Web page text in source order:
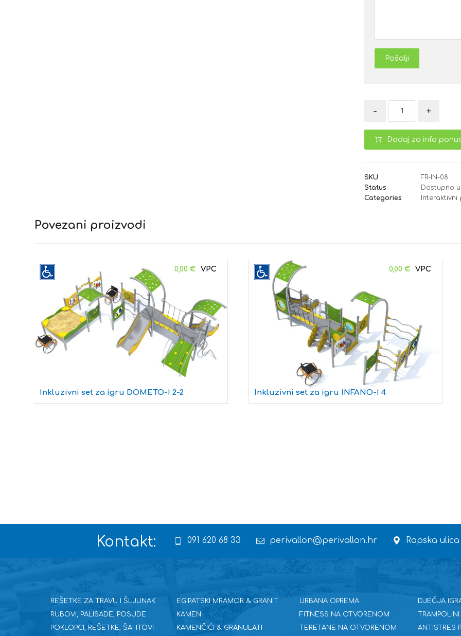
Pošalji
- +
Dodaj za info
SKU
FR-IN-08
Status
Dostupno
Categories
Interaktivni
Povezani proizvodi
Inkluzivni set za igru DOMETO-I 2-2
0,00€
Inkluzivni set za igru INFANO-I 4
0,00€
Kontakt: 091 620 68 33 perivallon@perivallon.hr Rapska
REŠETKE ZA TRAVU I ŠLJUNAK
RUBOVI, PALISADE, POSUDE
POKLOPCI, REŠETKE, ŠAHTOVI
EGIPATSKI MRAMOR & GRANIT
KAMEN
KAMENČIĆI & GRANULATI
URBANA OPREMA
FITNESS NA OTVORENOM
TERETANE NA OTVORENOM
DJEČJA
TRAMPOLINI
ANTISTRES